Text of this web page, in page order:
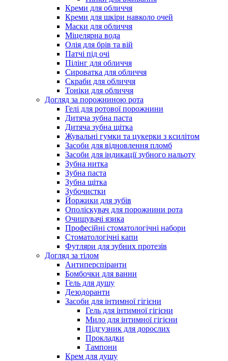
Креми для обличчя
Креми для шкіри навколо очей
Маски для обличчя
Міцелярна вода
Олія для брів та вій
Патчі під очі
Пілінг для обличчя
Сироватка для обличчя
Скраби для обличчя
Тоніки для обличчя
Догляд за порожниною рота
Гелі для ротової порожнини
Дитяча зубна паста
Дитяча зубна щітка
Жувальні гумки та цукерки з ксилітом
Засоби для відновлення пломб
Засоби для індикації зубного нальоту
Зубна нитка
Зубна паста
Зубна щітка
Зубочистки
Йоржики для зубів
Ополіскувач для порожнини рота
Очищувачі язика
Професійні стоматологічні набори
Стоматологічні капи
Футляри для зубних протезів
Догляд за тілом
Антиперспіранти
Бомбочки для ванни
Гель для душу
Дезодоранти
Засоби для інтимної гігієни
Гель для інтимної гігієни
Мило для інтимної гігієни
Підгузник для дорослих
Прокладки
Тампони
Крем для душу